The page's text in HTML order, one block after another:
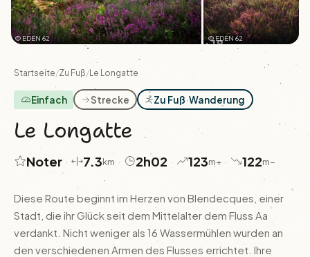
© EDEN 62 +18
© EDEN 62
Startseite/Zu Fuß/Le Longatte
Einfach Strecke Zu Fuß·Wanderung
Le Longatte
Noter · 7.3km · 2h02 · 123m+ · 122m−
Diese Route beginnt im Herzen von Blendecques, einer
Stadt, die ihr Glück seit dem Mittelalter dem Fluss Aa
verdankt. Nicht weniger als 16 Wassermühlen wurden an
den verschiedenen Armen des Flusses errichtet. Ihre